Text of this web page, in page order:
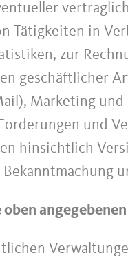
Tätigkeiten in
zur
geschäftlicher
Marketing
und
hinsichtlich
Bekanntmachung
oben